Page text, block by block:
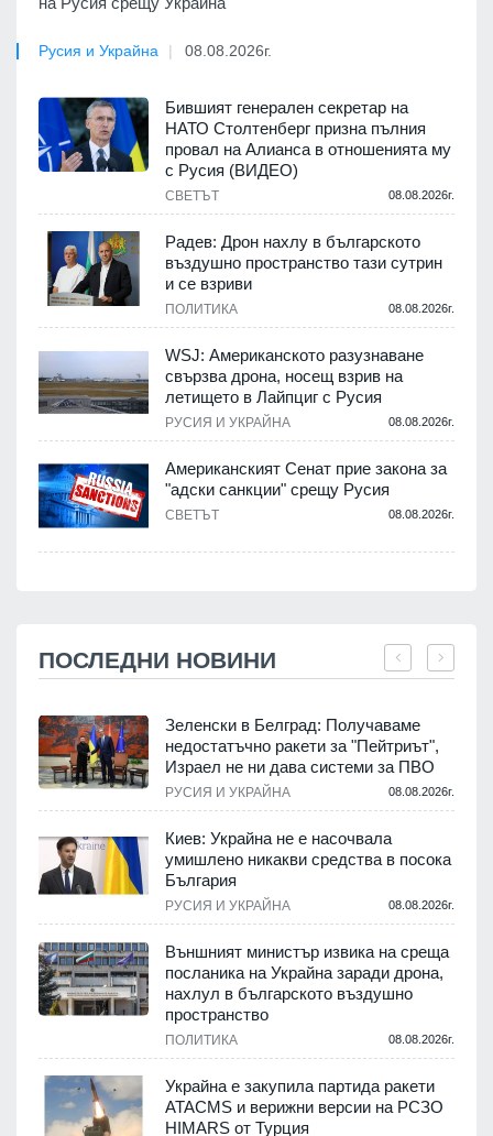
Русия и Украйна 08.08.2026г.
Бившият генерален секретар на
НАТО Столтенберг призна пълния
провал на Алианса в отношенията му
с Русия (ВИДЕО)
СВЕТЪТ 08.08.2026г.
Радев: Дрон нахлу в българското
въздушно пространство тази сутрин
и се взриви
ПОЛИТИКА 08.08.2026г.
WSJ: Американското разузнаване
свързва дрона, носещ взрив на
летището в Лайпциг с Русия
РУСИЯ И УКРАЙНА 08.08.2026г.
Американският Сенат прие закона за
"адски санкции" срещу Русия
СВЕТЪТ 08.08.2026г.
ПОСЛЕДНИ НОВИНИ
Зеленски в Белград: Получаваме
недостатъчно ракети за "Пейтриът",
Израел не ни дава системи за ПВО
РУСИЯ И УКРАЙНА 08.08.2026г.
Киев: Украйна не е насочвала
умишлено никакви средства в посока
България
РУСИЯ И УКРАЙНА 08.08.2026г.
Външният министър извика на среща
посланика на Украйна заради дрона,
нахлул в българското въздушно
пространство
ПОЛИТИКА 08.08.2026г.
Украйна е закупила партида ракети
ATACMS и верижни версии на РСЗО
HIMARS от Турция